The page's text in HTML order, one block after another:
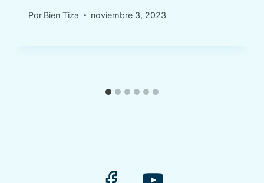
Por Bien Tiza noviembre 3, 2023